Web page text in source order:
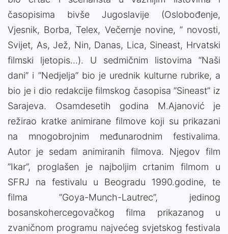
časopisima bivše Jugoslavije (Oslobođenje,
Vjesnik, Borba, Telex, Večernje novine, ” novosti,
Svijet, As, Jež, Nin, Danas, Lica, Sineast, Hrvatski
filmski ljetopis…). U sedmičnim listovima ”Naši
dani” i ”Nedjelja” bio je urednik kulturne rubrike, a
bio je i dio redakcije filmskog časopisa ”Sineast” iz
Sarajeva. Osamdesetih godina M.Ajanović je
režirao kratke animirane filmove koji su prikazani
na mnogobrojnim međunarodnim festivalima.
Autor je sedam animiranih filmova. Njegov film
”Ikar”, proglašen je najboljim crtanim filmom u
SFRJ na festivalu u Beogradu 1990.godine, te
filma ”Goya-Munch-Lautrec”, jedinog
bosanskohercegovačkog filma prikazanog u
zvaničnom programu najvećeg svjetskog festivala